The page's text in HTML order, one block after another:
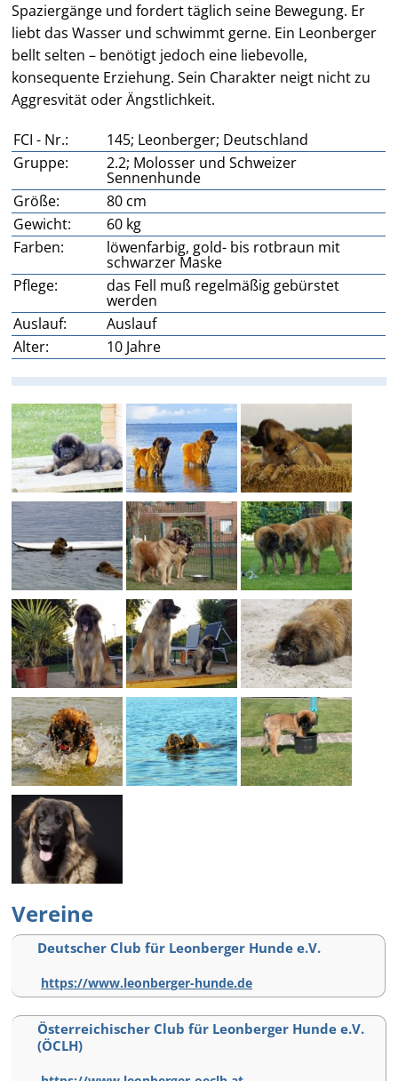
Spaziergänge und fordert täglich seine Bewegung. Er
liebt das Wasser und schwimmt gerne. Ein Leonberger
bellt selten – benötigt jedoch eine liebevolle,
konsequente Erziehung. Sein Charakter neigt nicht zu
Aggresvität oder Ängstlichkeit.
FCI - Nr.:
145; Leonberger; Deutschland
Gruppe:
2.2; Molosser und Schweizer
Sennenhunde
Größe:
80 cm
Gewicht:
60 kg
Farben:
löwenfarbig, gold- bis rotbraun mit
schwarzer Maske
Pflege:
das Fell muß regelmäßig gebürstet
werden
Auslauf:
Auslauf
Alter:
10 Jahre
Vereine
Deutscher Club für Leonberger Hunde e.V.
https://www.leonberger-hunde.de
Österreichischer Club für Leonberger Hunde e.V.
(ÖCLH)